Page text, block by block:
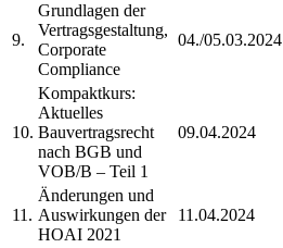
9.
Grundlagen der
Vertragsgestaltung,
Corporate
Compliance
04./05.03.2024
10.
Kompaktkurs:
Aktuelles
Bauvertragsrecht
nach BGB und
VOB/B – Teil 1
09.04.2024
11.
Änderungen und
Auswirkungen der
HOAI 2021
11.04.2024